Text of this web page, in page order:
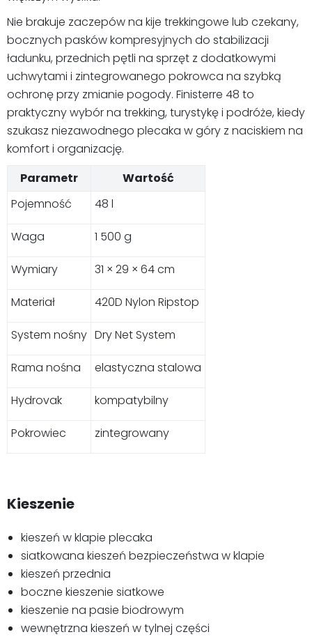
Nie brakuje zaczepów na kije trekkingowe lub czekany,
bocznych pasków kompresyjnych do stabilizacji
ładunku, przednich pętli na sprzęt z dodatkowymi
uchwytami i zintegrowanego pokrowca na szybką
ochronę przy zmianie pogody. Finisterre 48 to
praktyczny wybór na trekking, turystykę i podróże, kiedy
szukasz niezawodnego plecaka w góry z naciskiem na
komfort i organizację.
Parametr
Wartość
Pojemność
48 l
Waga 1 500 g
Wymiary 31 × 29 × 64 cm
Materiał 420D Nylon Ripstop
System nośny Dry Net System
Rama nośna elastyczna stalowa
Hydrovak kompatybilny
Pokrowiec zintegrowany
Kieszenie
kieszeń w klapie plecaka
siatkowana kieszeń bezpieczeństwa w klapie
kieszeń przednia
boczne kieszenie siatkowe
kieszenie na pasie biodrowym
wewnętrzna kieszeń w tylnej części